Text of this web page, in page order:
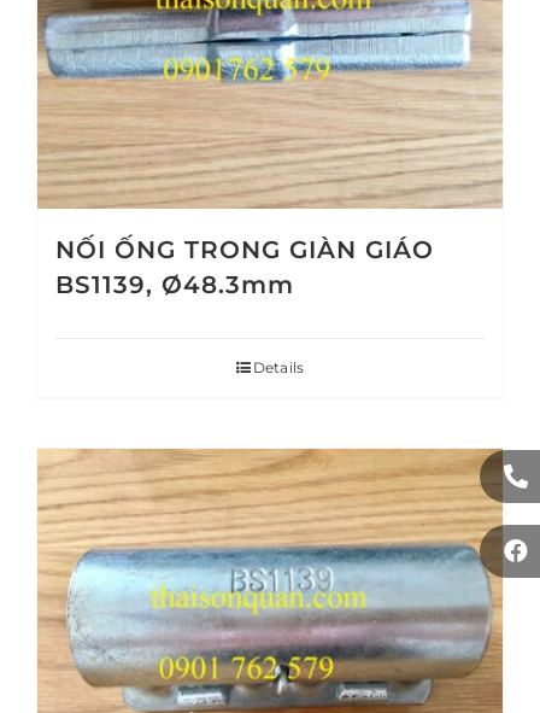
NỐI ỐNG TRONG GIÀN GIÁO
BS1139, Ø48.3mm
Details